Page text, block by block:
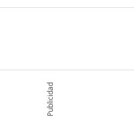
Publicidad